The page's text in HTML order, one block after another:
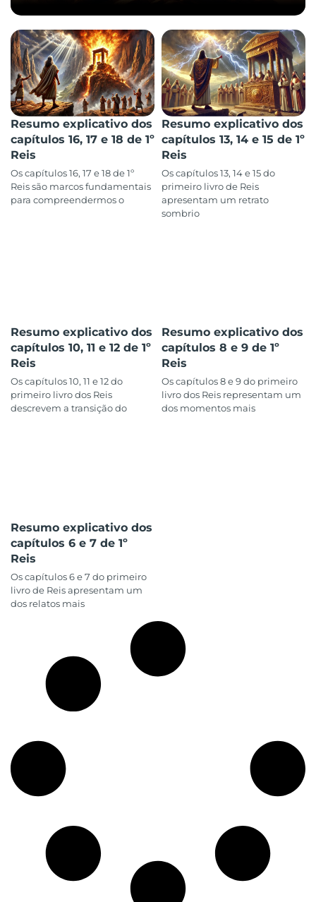
Resumo explicativo dos
capítulos 16, 17 e 18 de 1º
Reis
Os capítulos 16, 17 e 18 de 1º
Reis são marcos fundamentais
para compreendermos o
Resumo explicativo dos
capítulos 13, 14 e 15 de 1º
Reis
Os capítulos 13, 14 e 15 do
primeiro livro de Reis
apresentam um retrato
sombrio
Resumo explicativo dos
capítulos 10, 11 e 12 de 1º
Reis
Os capítulos 10, 11 e 12 do
primeiro livro dos Reis
descrevem a transição do
Resumo explicativo dos
capítulos 8 e 9 de 1º
Reis
Os capítulos 8 e 9 do primeiro
livro dos Reis representam um
dos momentos mais
Resumo explicativo dos
capítulos 6 e 7 de 1º
Reis
Os capítulos 6 e 7 do primeiro
livro de Reis apresentam um
dos relatos mais